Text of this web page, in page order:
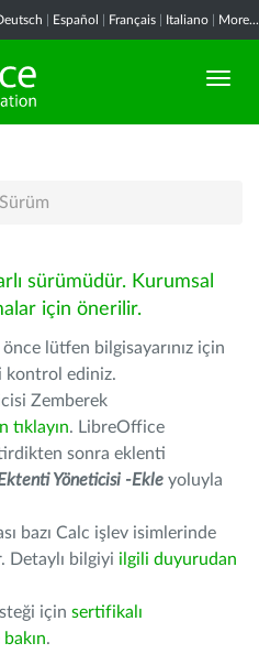
Español Français Italiano More...
sürümüdür. Kurumsal
için önerilir.
lütfen bilgisayarınız için
kontrol ediniz.
Zemberek
tıklayın. LibreOffice
sonra eklenti
Yöneticisi -Ekle yoluyla
bazı Calc işlev isimlerinde
Detaylı bilgiyi ilgili duyurudan
için sertifikalı
.